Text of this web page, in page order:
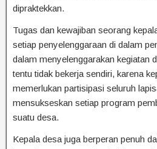
dipraktekkan.
Tugas dan kewajiban seorang
setiap penyelenggaraan di dalam
dalam menyelenggarakan kegiatan
tentu tidak bekerja sendiri, karena
memerlukan partisipasi seluruh
mensukseskan setiap program
suatu desa.
Kepala desa juga berperan penuh